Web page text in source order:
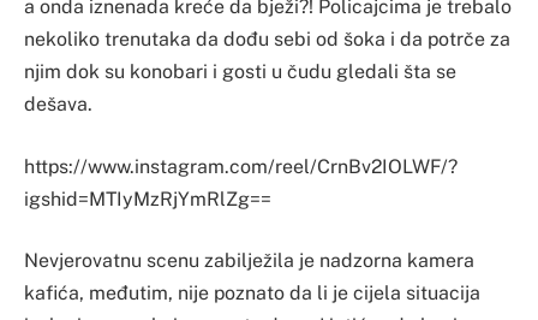
a onda iznenada kreće da bježi?! Policajcima je trebalo
nekoliko trenutaka da dođu sebi od šoka i da potrče za
njim dok su konobari i gosti u čudu gledali šta se
dešava.
https://www.instagram.com/reel/CrnBv2IOLWF/?
igshid=MTIyMzRjYmRlZg==
Nevjerovatnu scenu zabilježila je nadzorna kamera
kafića, međutim, nije poznato da li je cijela situacija